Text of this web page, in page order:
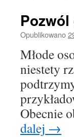
Opublikowano
Młode
niestety
Obecnie
dalej →